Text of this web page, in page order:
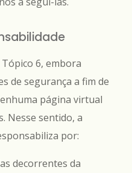
6, embora
de segurança a fim de
página virtual
Nesse sentido, a
por:
decorrentes da